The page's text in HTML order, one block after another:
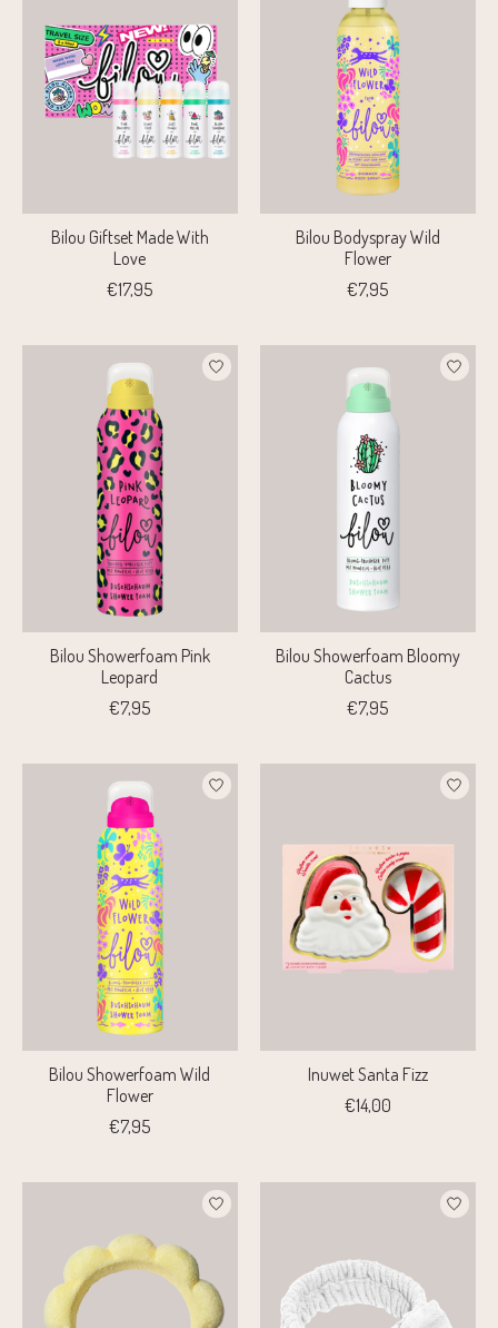
Bilou Giftset Made With
Love
€17,95
Bilou Bodyspray Wild
Flower
€7,95
Bilou Showerfoam Pink
Leopard
€7,95
Bilou Showerfoam Bloomy
Cactus
€7,95
Bilou Showerfoam Wild
Flower
€7,95
Inuwet Santa Fizz
€14,00